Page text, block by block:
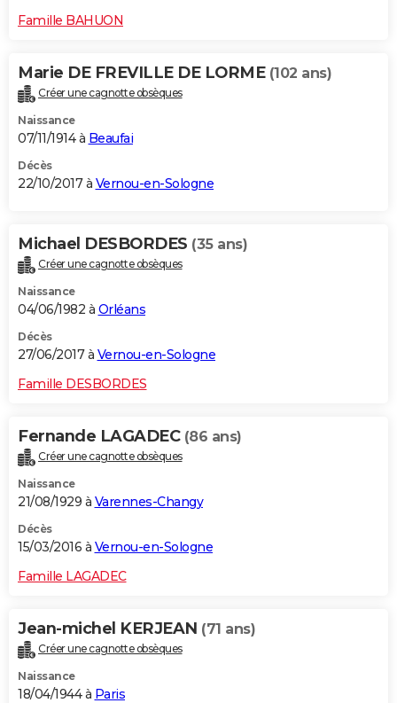
Famille BAHUON
Marie DE FREVILLE DE LORME (102 ans)
Créer une cagnotte obsèques
Naissance
07/11/1914 à Beaufai
Décès
22/10/2017 à Vernou-en-Sologne
Michael DESBORDES (35 ans)
Créer une cagnotte obsèques
Naissance
04/06/1982 à Orléans
Décès
27/06/2017 à Vernou-en-Sologne
Famille DESBORDES
Fernande LAGADEC (86 ans)
Créer une cagnotte obsèques
Naissance
21/08/1929 à Varennes-Changy
Décès
15/03/2016 à Vernou-en-Sologne
Famille LAGADEC
Jean-michel KERJEAN (71 ans)
Créer une cagnotte obsèques
Naissance
18/04/1944 à Paris